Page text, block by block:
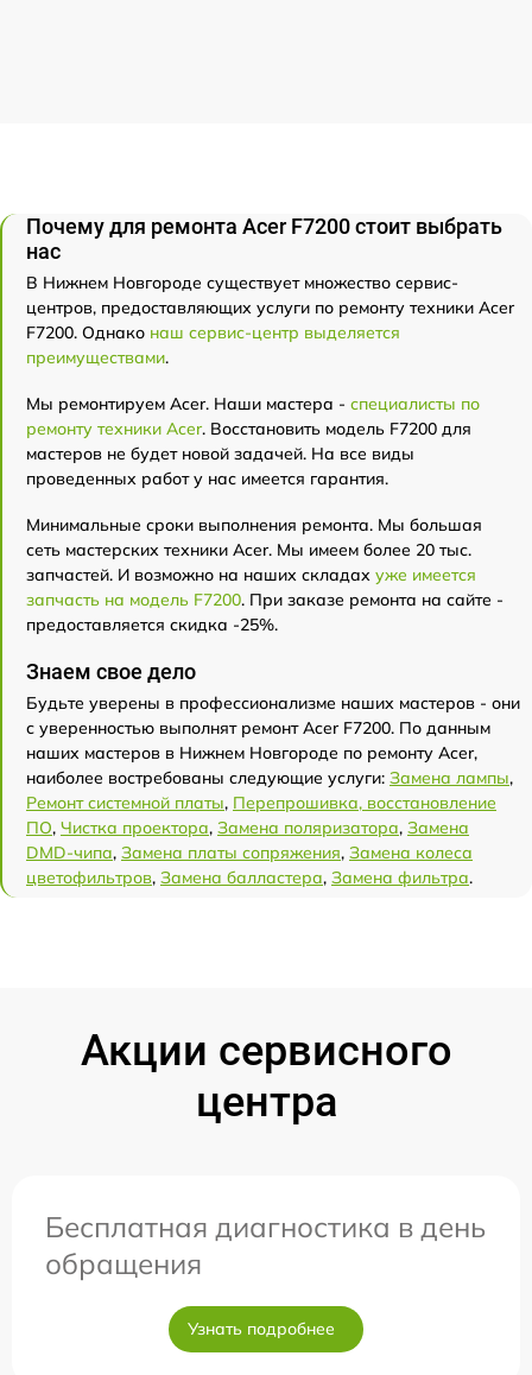
Почему для ремонта Acer F7200 стоит выбрать
нас
В Нижнем Новгороде существует множество сервис-
центров, предоставляющих услуги по ремонту техники Acer
F7200. Однако наш сервис-центр выделяется
преимуществами.
Мы ремонтируем Acer. Наши мастера - специалисты по
ремонту техники Acer. Восстановить модель F7200 для
мастеров не будет новой задачей. На все виды
проведенных работ у нас имеется гарантия.
Минимальные сроки выполнения ремонта. Мы большая
сеть мастерских техники Acer. Мы имеем более 20 тыс.
запчастей. И возможно на наших складах уже имеется
запчасть на модель F7200. При заказе ремонта на сайте -
предоставляется скидка -25%.
Знаем свое дело
Будьте уверены в профессионализме наших мастеров - они
с уверенностью выполнят ремонт Acer F7200. По данным
наших мастеров в Нижнем Новгороде по ремонту Acer,
наиболее востребованы следующие услуги: Замена лампы,
Ремонт системной платы, Перепрошивка, восстановление
ПО, Чистка проектора, Замена поляризатора, Замена
DMD-чипа, Замена платы сопряжения, Замена колеса
цветофильтров, Замена балластера, Замена фильтра.
Акции сервисного
центра
Бесплатная диагностика в день
обращения
Узнать подробнее